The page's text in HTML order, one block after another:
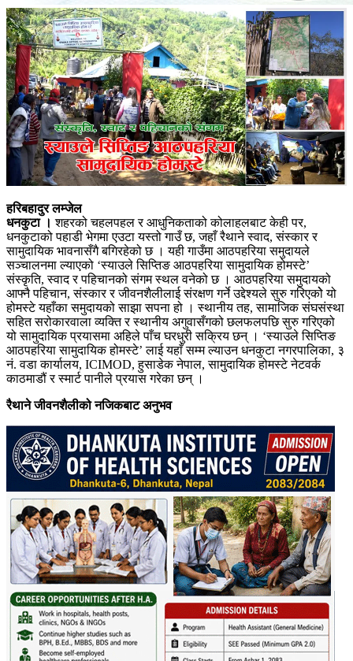
हरिबहादुर लम्जेल
धनकुटा । शहरको चहलपहल र आधुनिकताको कोलाहलबाट केही पर,
धनकुटाको पहाडी भेगमा एउटा यस्तो गाउँ छ, जहाँ रैथाने स्वाद, संस्कार र
सामुदायिक भावनासँगै बगिरहेको छ । यही गाउँमा आठपहरिया समुदायले
सञ्चालनमा ल्याएको ‘स्याउले सिप्तिङ आठपहरिया सामुदायिक होमस्टे’
संस्कृति, स्वाद र पहिचानको संगम स्थल वनेको छ । आठपहरिया समुदायको
आफ्नै पहिचान, संस्कार र जीवनशैलीलाई संरक्षण गर्ने उद्देश्यले सुरु गरिएकोे यो
होमस्टे यहाँका समुदायको साझा सपना हो । स्थानीय तह, सामाजिक संघसंस्था
सहित सरोकारवाला व्यक्ति र स्थानीय अगुवासँगको छलफलपछि सुरु गरिएको
यो सामुदायिक प्रयासमा अहिले पाँच घरधुरी सक्रिय छन् । ‘स्याउले सिप्तिङ
आठपहरिया सामुदायिक होमस्टे’ लाई यहाँ सम्म ल्याउन धनकुटा नगरपालिका, ३
नं. वडा कार्यालय, ICIMOD, हुसाडेक नेपाल, सामुदायिक होमस्टे नेटवर्क
काठमाडौं र स्मार्ट पानीले प्रयास गरेका छन् ।
रैथाने जीवनशैलीको नजिकबाट अनुभव